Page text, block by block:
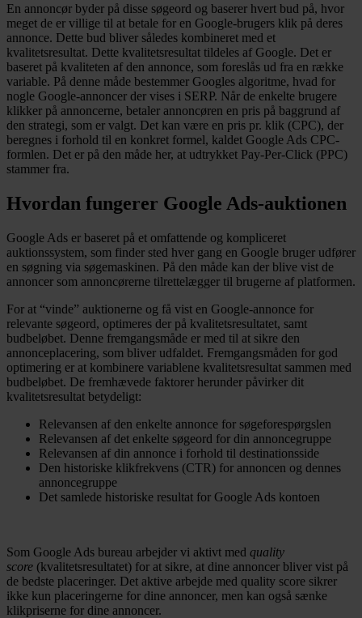
En annoncør byder på disse søgeord og baserer hvert bud på, hvor
meget de er villige til at betale for en Google-brugers klik på deres
annonce. Dette bud bliver således kombineret med et
kvalitetsresultat. Dette kvalitetsresultat tildeles af Google. Det er
baseret på kvaliteten af den annonce, som foreslås ud fra en række
variable. På denne måde bestemmer Googles algoritme, hvad for
nogle Google-annoncer der vises i SERP. Når de enkelte brugere
klikker på annoncerne, betaler annoncøren en pris på baggrund af
den strategi, som er valgt. Det kan være en pris pr. klik (CPC), der
beregnes i forhold til en konkret formel, kaldet Google Ads CPC-
formlen. Det er på den måde her, at udtrykket Pay-Per-Click (PPC)
stammer fra.
Hvordan fungerer Google Ads-auktionen
Google Ads er baseret på et omfattende og kompliceret
auktionssystem, som finder sted hver gang en Google bruger udfører
en søgning via søgemaskinen. På den måde kan der blive vist de
annoncer som annoncørerne tilrettelægger til brugerne af platformen.
For at “vinde” auktionerne og få vist en Google-annonce for
relevante søgeord, optimeres der på kvalitetsresultatet, samt
budbeløbet. Denne fremgangsmåde er med til at sikre den
annonceplacering, som bliver udfaldet. Fremgangsmåden for god
optimering er at kombinere variablene kvalitetsresultat sammen med
budbeløbet. De fremhævede faktorer herunder påvirker dit
kvalitetsresultat betydeligt:
Relevansen af den enkelte annonce for søgeforespørgslen
Relevansen af det enkelte søgeord for din annoncegruppe
Relevansen af din annonce i forhold til destinationsside
Den historiske klikfrekvens (CTR) for annoncen og dennes
annoncegruppe
Det samlede historiske resultat for Google Ads kontoen
Som Google Ads bureau arbejder vi aktivt med quality
score (kvalitetsresultatet) for at sikre, at dine annoncer bliver vist på
de bedste placeringer. Det aktive arbejde med quality score sikrer
ikke kun placeringerne for dine annoncer, men kan også sænke
klikpriserne for dine annoncer.